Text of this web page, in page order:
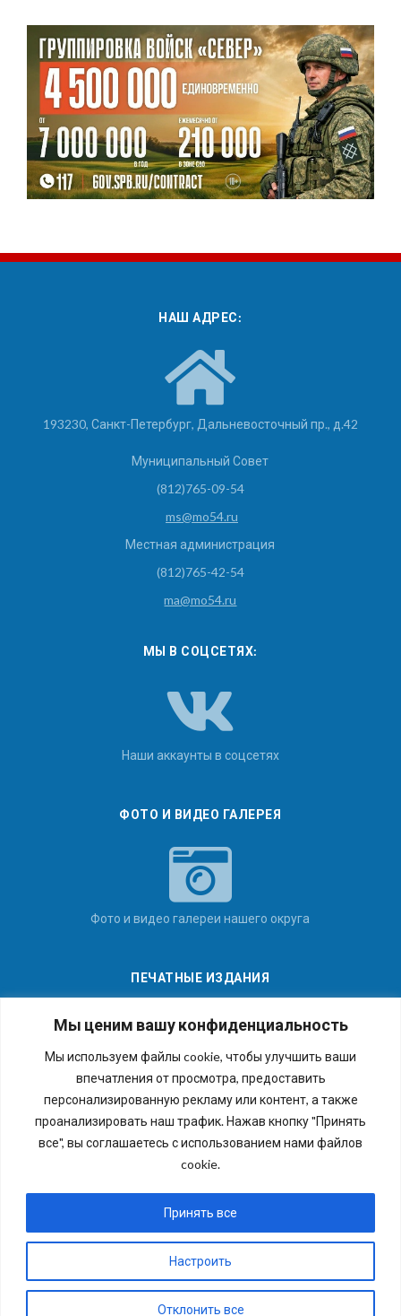
Мы ценим вашу конфиденциальность
Мы используем файлы cookie, чтобы улучшить ваши
впечатления от просмотра, предоставить
персонализированную рекламу или контент, а также
проанализировать наш трафик. Нажав кнопку "Принять
все", вы соглашаетесь с использованием нами файлов
cookie.
Настроить
Отклонить все
Принять все
НАШ АДРЕС:
193230, Санкт-Петербург, Дальневосточный пр., д.42
Муниципальный Совет
(812)765-09-54
ms@mo54.ru
Местная администрация
(812)765-42-54
ma@mo54.ru
МЫ В СОЦСЕТЯХ:
Наши аккаунты в соцсетях
ФОТО И ВИДЕО ГАЛЕРЕЯ
Фото и видео галереи нашего округа
ПЕЧАТНЫЕ ИЗДАНИЯ
Последние номера наших газет
Copyright © 2026 Внутригородское муниципальное
образование города федерального значения Санкт-
Петербурга муниципальный округ №54. Все права
защищены.